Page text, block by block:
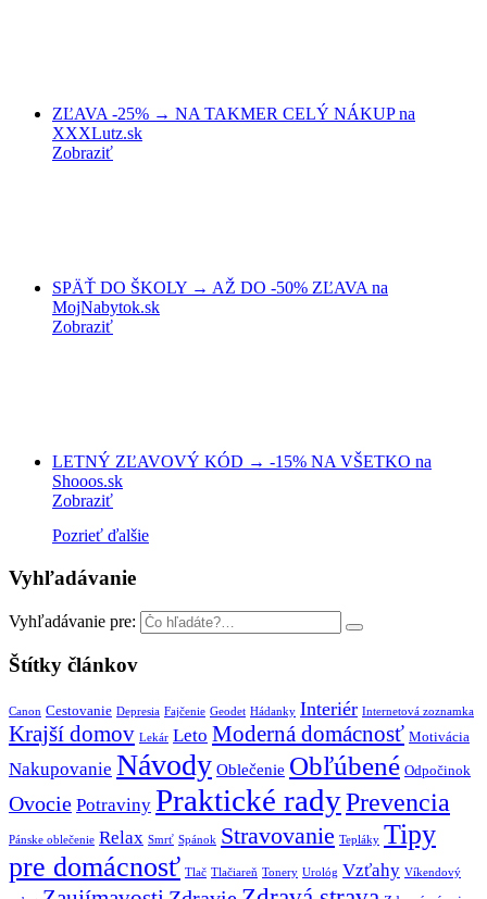
ZĽAVA -25% → NA TAKMER CELÝ NÁKUP na
XXXLutz.sk
Zobraziť
SPÄŤ DO ŠKOLY → AŽ DO -50% ZĽAVA na
MojNabytok.sk
Zobraziť
LETNÝ ZĽAVOVÝ KÓD → -15% NA VŠETKO na
Shooos.sk
Zobraziť
Pozrieť ďalšie
Vyhľadávanie
Vyhľadávanie pre:
Štítky článkov
Canon Cestovanie Depresia Fajčenie Geodet Hádanky Interiér Internetová zoznamka
Krajší domov Lekár Leto Moderná domácnosť Motivácia
Nakupovanie Návody Oblečenie Obľúbené Odpočinok
Ovocie Potraviny Praktické radyPrevencia
Pánske oblečenie Relax Smrť Spánok Stravovanie Tepláky Tipy
pre domácnosť Tlač Tlačiareň Tonery Urológ Vzťahy Víkendový